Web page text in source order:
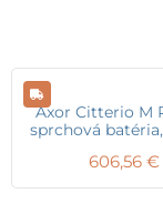
Axor Citterio M
sprchová
606,56 €